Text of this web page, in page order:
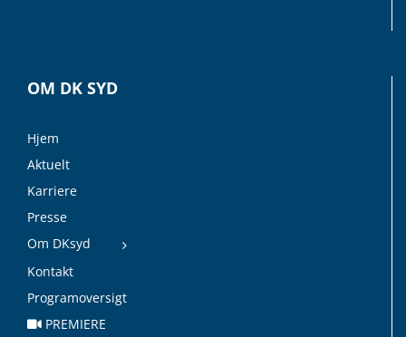
OM DK SYD
Hjem
Aktuelt
Karriere
Presse
Om DKsyd
Kontakt
Programoversigt
PREMIERE